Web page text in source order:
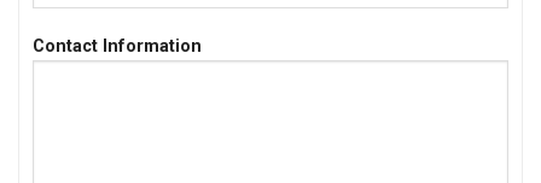
Contact Information